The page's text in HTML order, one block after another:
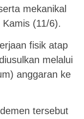
mekanikal
(11/6).
fisik atap
melalui
anggaran ke
tersebut